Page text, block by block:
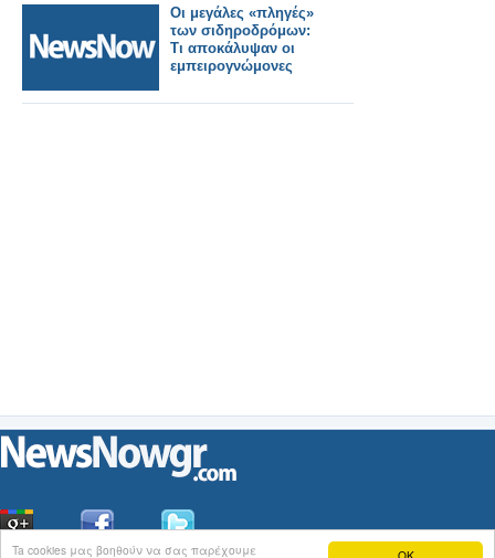
Ta cookies μας βοηθούν να σας παρέχουμε
Οι μεγάλες «πληγές»
των σιδηροδρόμων:
Τι αποκάλυψαν οι
εμπειρογνώμονες